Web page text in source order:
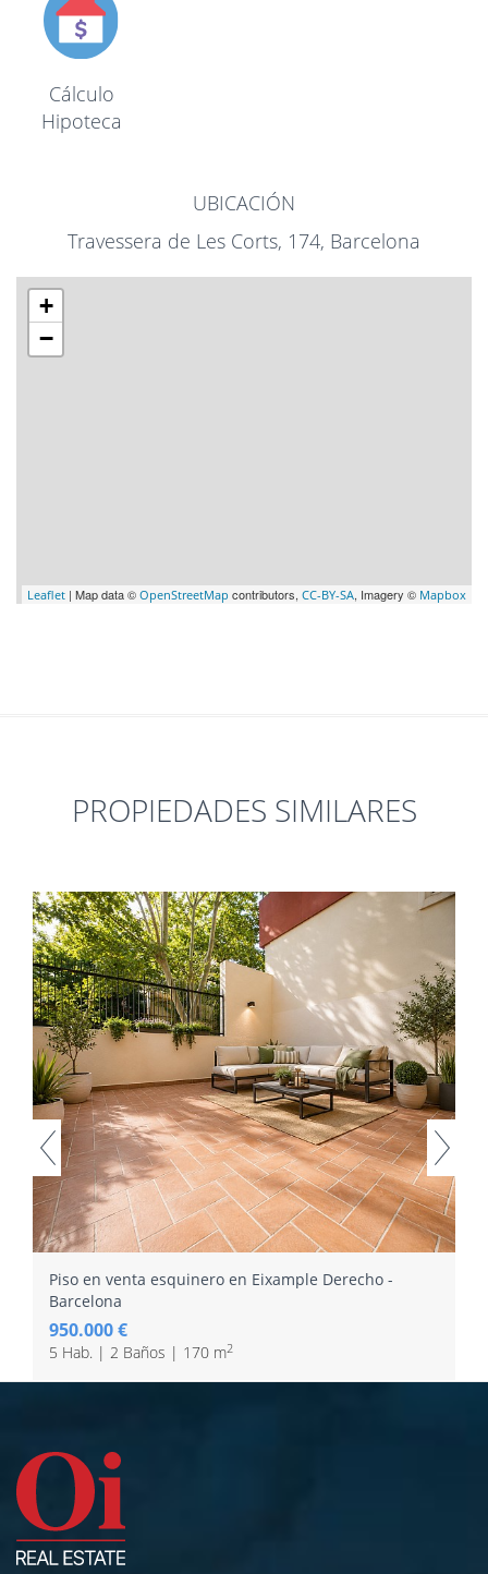
Cálculo
Hipoteca
UBICACIÓN
Travessera de Les Corts, 174, Barcelona
+
−
Leaflet | Map data © OpenStreetMap contributors, CC-BY-SA, Imagery © Mapbox
PROPIEDADES SIMILARES
Piso en venta esquinero en Eixample Derecho -
Barcelona
950.000 €
5 Hab. | 2 Baños | 170 m2